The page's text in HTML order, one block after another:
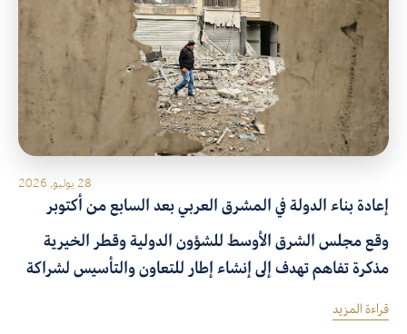
28 يوليو, 2026
إعادة بناء الدولة في المشرق العربي بعد السابع من أكتوبر
وقع مجلس الشرق الأوسط للشؤون الدولية وقطر الخيرية
مذكرة تفاهم تهدف إلى إنشاء إطار للتعاون والتأسيس لشراكة
بحوث معمقة وتنظيم حوارات بناءة وتطوير برامج تعليمية في
قراءة المزيد